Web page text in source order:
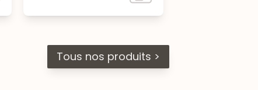
Tous nos produits >